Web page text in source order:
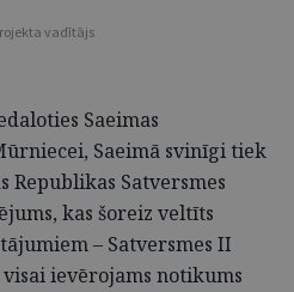
vadītājs
Saeimas
Saeimā svinīgi tiek
Satversmes
kas šoreiz veltīts
– Satversmes II
ievērojams notikums